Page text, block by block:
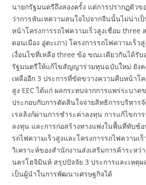
นายกรัฐมนตรีถึงสองครั้ง แต่การปรากฏตัวข
ว่าการหันเหความสนใจไปจากจีนนั้นไม่น่าเ
หน้าโครงการรถไฟความเร็วสูงเชื่อม
ดอนเมือง อู่ตะเภา) โครงการรถไฟความเร็วสู
เงื่อนไขที่เหลือ three ข้อ ขณะเดียวกันได้รั
รัฐมนตรีให้แก้ไขสัญญาร่วมทุนฉบับใหม่ ยังค
เหลืออีก 3 ประการที่ขัดขวางความคืบหน้าโค
สูง EEC ได้แก่ ผลกระทบจากการแพร่ระบาด
ประกอบกับการตัดสินใจจ่ายสิทธิการบริหาร
เรลลิงก์ผ่านการชำระค่าลงทุน การแก้ไขกา
ลงทุน และการก่อสร้างทางแพ่งในพื้นที่ทับซ้อ
รถไฟความเร็วสูงและโครงการรถไฟความเ
วิเคราะห์ของสำนักงานส่งเสริมการค้าระหว่
นครโฮจิมินห์ สรุปปัจจัย 3 ประการและเหตุ
เป็นผู้นำในการพัฒนาเศรษฐกิจได้